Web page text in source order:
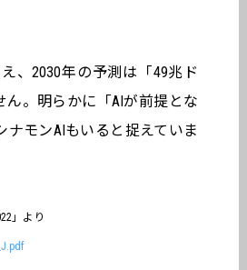
、2030年の予測は「49兆ド
。明らかに「AIが前提とな
モンAIもいると捉えていま
」より